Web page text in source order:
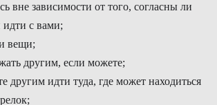
вне зависимости от того, согласны ли
с вами;
вещи;
другим, если можете;
другим идти туда, где может находиться